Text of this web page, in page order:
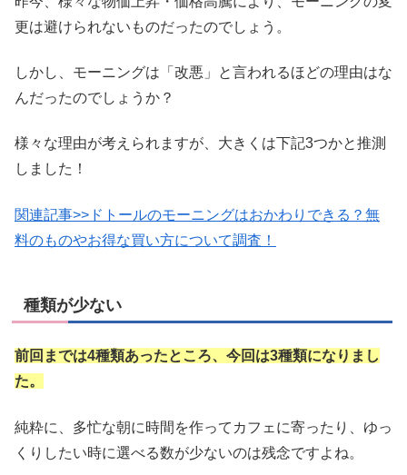
更は避けられないものだったのでしょう。
しかし、モーニングは「改悪」と言われるほどの理由はな
んだったのでしょうか？
様々な理由が考えられますが、大きくは下記3つかと推測
しました！
関連記事>>ドトールのモーニングはおかわりできる？無
料のものやお得な買い方について調査！
種類が少ない
前回までは4種類あったところ、今回は3種類になりまし
た。
純粋に、多忙な朝に時間を作ってカフェに寄ったり、ゆっ
くりしたい時に選べる数が少ないのは残念ですよね。